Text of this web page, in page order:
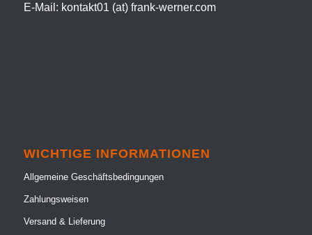
E-Mail: kontakt01 (at) frank-werner.com
WICHTIGE INFORMATIONEN
Allgemeine Geschäftsbedingungen
Zahlungsweisen
Versand & Lieferung